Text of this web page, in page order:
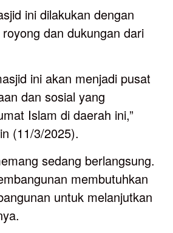
ini dilakukan dengan
dan dukungan dari
ini akan menjadi pusat
dan sosial yang
Islam di daerah ini,”
(11/3/2025).
sedang berlangsung.
membutuhkan
untuk melanjutkan